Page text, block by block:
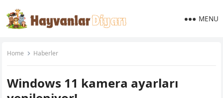
MENU
Home Haberler
Windows 11 kamera ayarları